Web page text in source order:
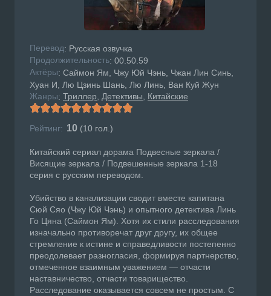
Перевод: Русская озвучка
Продолжительность: 00.50.59
Актёры: Саймон Ям, Чжу Юй Чэнь, Чжан Лин Синь,
Хуан И, Лю Цзинь Шань, Лю Линь, Ван Куй Жун
Жанры: Триллер Детективы Китайские
Рейтинг: 10 (10 гол.)
Китайский сериал дорама Подвесные зеркала /
Висящие зеркала / Подвешенные зеркала 1-18
серия с русским переводом.
Убийство в канализации сводит вместе капитана
Сюй Сяо (Чжу Юй Чэнь) и опытного детектива Линь
Го Цяна (Саймон Ям). Хотя их стили расследования
изначально противоречат друг другу, их общее
стремление к истине и справедливости постепенно
преодолевает разногласия, формируя партнерство,
отмеченное взаимным уважением — отчасти
наставничество, отчасти товарищество.
Расследование оказывается совсем не простым. С